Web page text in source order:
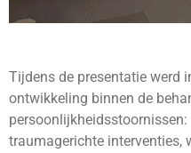
Tijdens de presentatie werd
ontwikkeling binnen de
traumagerichte interventies,